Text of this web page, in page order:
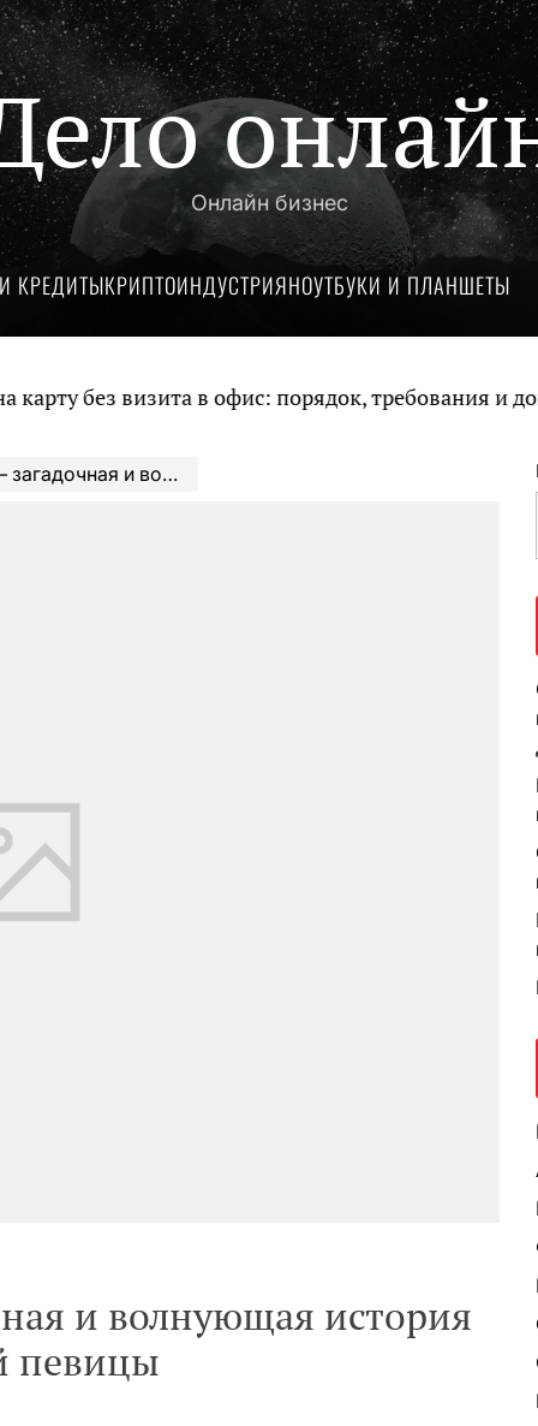
Онлайн бизнес
КРЕДИТЫКРИПТОИНДУСТРИЯНОУТБУКИ И ПЛАНШЕТЫ
визита в офис: порядок, требования и
популярной французской певицы
и волнующая история
певицы